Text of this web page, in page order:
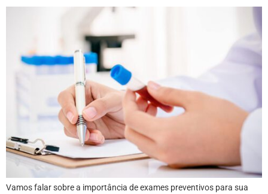
Vamos falar sobre a importância de exames preventivos para sua